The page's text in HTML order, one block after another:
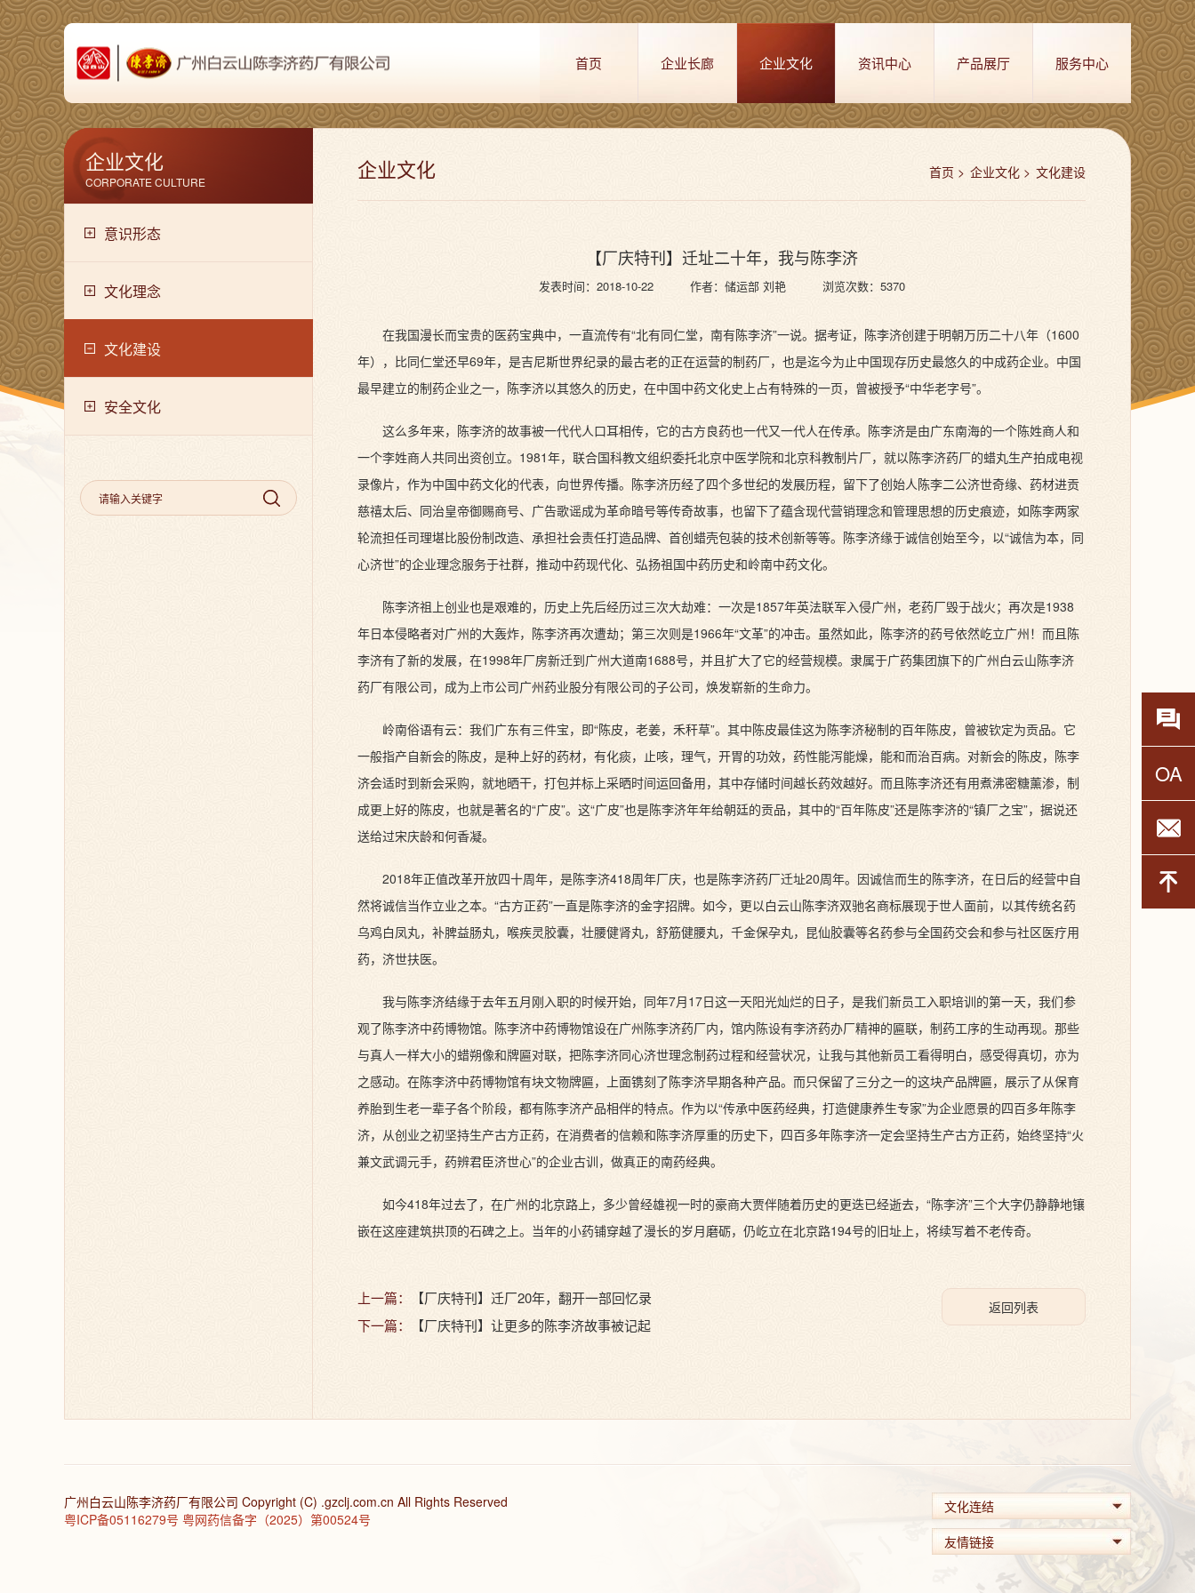
首页 企业长廊 企业文化 资讯中心 产品展厅 服务中心
企业文化
CORPORATE CULTURE
意识形态
文化理念
文化建设
安全文化
企业文化 首页 企业文化 文化建设
【厂庆特刊】迁址二十年，我与陈李济
发表时间：2018-10-22 作者：储运部 刘艳 浏览次数：5370
在我国漫长而宝贵的医药宝典中，一直流传有“北有同仁堂，南有陈李济”一说。据考证，陈李济创建于明朝万历二十八年（1600
年），比同仁堂还早69年，是吉尼斯世界纪录的最古老的正在运营的制药厂，也是迄今为止中国现存历史最悠久的中成药企业。中国
最早建立的制药企业之一，陈李济以其悠久的历史，在中国中药文化史上占有特殊的一页，曾被授予“中华老字号”。
这么多年来，陈李济的故事被一代代人口耳相传，它的古方良药也一代又一代人在传承。陈李济是由广东南海的一个陈姓商人和
一个李姓商人共同出资创立。1981年，联合国科教文组织委托北京中医学院和北京科教制片厂，就以陈李济药厂的蜡丸生产拍成电视
录像片，作为中国中药文化的代表，向世界传播。陈李济历经了四个多世纪的发展历程，留下了创始人陈李二公济世奇缘、药材进贡
慈禧太后、同治皇帝御赐商号、广告歌谣成为革命暗号等传奇故事，也留下了蕴含现代营销理念和管理思想的历史痕迹，如陈李两家
轮流担任司理堪比股份制改造、承担社会责任打造品牌、首创蜡壳包装的技术创新等等。陈李济缘于诚信创始至今，以“诚信为本，同
心济世”的企业理念服务于社群，推动中药现代化、弘扬祖国中药历史和岭南中药文化。
陈李济祖上创业也是艰难的，历史上先后经历过三次大劫难：一次是1857年英法联军入侵广州，老药厂毁于战火；再次是1938
年日本侵略者对广州的大轰炸，陈李济再次遭劫；第三次则是1966年“文革”的冲击。虽然如此，陈李济的药号依然屹立广州！而且陈
李济有了新的发展，在1998年厂房新迁到广州大道南1688号，并且扩大了它的经营规模。隶属于广药集团旗下的广州白云山陈李济
药厂有限公司，成为上市公司广州药业股分有限公司的子公司，焕发崭新的生命力。
岭南俗语有云：我们广东有三件宝，即“陈皮，老姜，禾秆草”。其中陈皮最佳这为陈李济秘制的百年陈皮，曾被钦定为贡品。它
一般指产自新会的陈皮，是种上好的药材，有化痰，止咳，理气，开胃的功效，药性能泻能燥，能和而治百病。对新会的陈皮，陈李
济会适时到新会采购，就地晒干，打包并标上采晒时间运回备用，其中存储时间越长药效越好。而且陈李济还有用煮沸密糖薰渗，制
成更上好的陈皮，也就是著名的“广皮”。这“广皮”也是陈李济年年给朝廷的贡品，其中的“百年陈皮”还是陈李济的“镇厂之宝”，据说还
送给过宋庆龄和何香凝。
2018年正值改革开放四十周年，是陈李济418周年厂庆，也是陈李济药厂迁址20周年。因诚信而生的陈李济，在日后的经营中自
然将诚信当作立业之本。“古方正药”一直是陈李济的金字招牌。如今，更以白云山陈李济双驰名商标展现于世人面前，以其传统名药
乌鸡白凤丸，补脾益肠丸，喉疾灵胶囊，壮腰健肾丸，舒筋健腰丸，千金保孕丸，昆仙胶囊等名药参与全国药交会和参与社区医疗用
药，济世扶医。
我与陈李济结缘于去年五月刚入职的时候开始，同年7月17日这一天阳光灿烂的日子，是我们新员工入职培训的第一天，我们参
观了陈李济中药博物馆。陈李济中药博物馆设在广州陈李济药厂内，馆内陈设有李济药办厂精神的匾联，制药工序的生动再现。那些
与真人一样大小的蜡朔像和牌匾对联，把陈李济同心济世理念制药过程和经营状况，让我与其他新员工看得明白，感受得真切，亦为
之感动。在陈李济中药博物馆有块文物牌匾，上面镌刻了陈李济早期各种产品。而只保留了三分之一的这块产品牌匾，展示了从保育
养胎到生老一辈子各个阶段，都有陈李济产品相伴的特点。作为以“传承中医药经典，打造健康养生专家”为企业愿景的四百多年陈李
济，从创业之初坚持生产古方正药，在消费者的信赖和陈李济厚重的历史下，四百多年陈李济一定会坚持生产古方正药，始终坚持“火
兼文武调元手，药辨君臣济世心”的企业古训，做真正的南药经典。
如今418年过去了，在广州的北京路上，多少曾经雄视一时的豪商大贾伴随着历史的更迭已经逝去，“陈李济”三个大字仍静静地镶
嵌在这座建筑拱顶的石碑之上。当年的小药铺穿越了漫长的岁月磨砺，仍屹立在北京路194号的旧址上，将续写着不老传奇。
上一篇：
【厂庆特刊】迁厂20年，翻开一部回忆录
下一篇：
【厂庆特刊】让更多的陈李济故事被记起
返回列表
药物
OA
企
文化连结
友情链接
广州白云山陈李济药厂有限公司 Copyright (C) .gzclj.com.cn All Rights Reserved
粤ICP备05116279号 粤网药信备字（2025）第00524号